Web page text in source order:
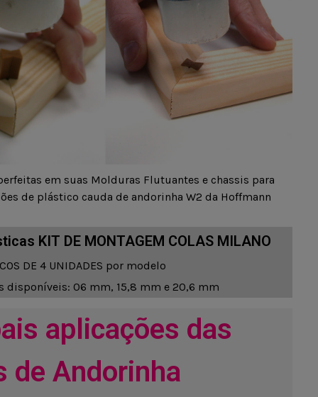
em suas Molduras Flutuantes e chassis para
de plástico cauda de andorinha W2 da Hoffmann
KIT DE MONTAGEM COLAS MILANO
DE 4 UNIDADES por modelo
disponíveis: 06 mm, 15,8 mm e 20,6 mm
aplicações das
de Andorinha